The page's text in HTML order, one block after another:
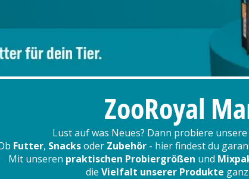
ZooRoyal
Lust auf was Neues? Dann probiere
Futter, Snacksoder Zubehör - hier findest du
Mit unseren praktischen Probiergrößen und
die Vielfalt unserer Produkte